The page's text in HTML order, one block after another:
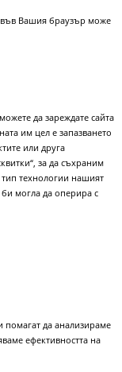
във Вашия браузър може
да зареждате сайта
им цел е запазването
или друга
за да съхраним
тип технологии нашият
могла да оперира с
помагат да анализираме
ефективността на